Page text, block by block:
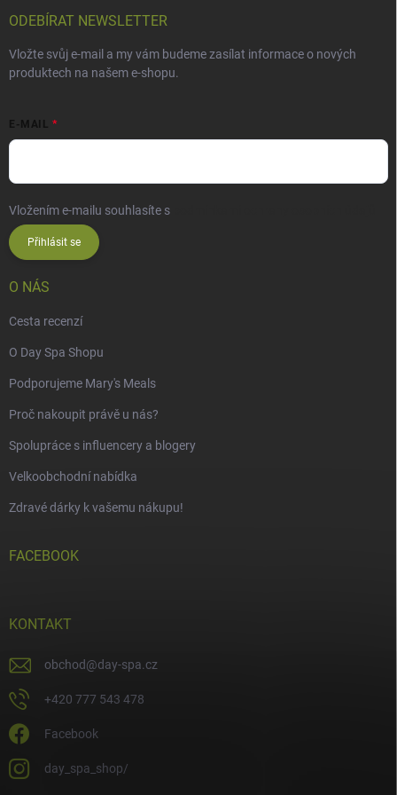
ODEBÍRAT NEWSLETTER
Vložte svůj e-mail a my vám budeme zasílat informace o nových
produktech na našem e-shopu.
E-MAIL
Vložením e-mailu souhlasíte s
Přihlásit se
O NÁS
Cesta recenzí
O Day Spa Shopu
Podporujeme Mary's Meals
Proč nakoupit právě u nás?
Spolupráce s influencery a blogery
Velkoobchodní nabídka
Zdravé dárky k vašemu nákupu!
FACEBOOK
KONTAKT
obchod@day-spa.cz
+420 777 543 478
Facebook
day_spa_shop/